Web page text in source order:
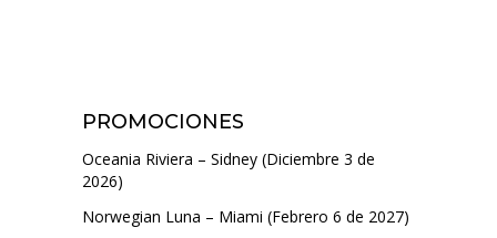
PROMOCIONES
Oceania Riviera – Sidney (Diciembre 3 de
2026)
Norwegian Luna – Miami (Febrero 6 de 2027)